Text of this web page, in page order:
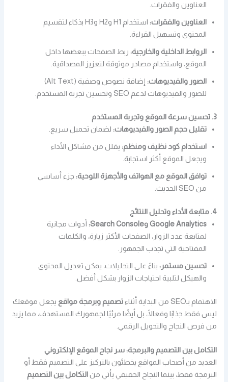
العناوين والفقرات.
العناوين والفقرات:
استخدام H1 وH2 وH3 بذكاء لتقسيم
المحتوى وتسهيل القراءة.
الروابط الداخلية والخارجية: ربط الصفحات ببعضها داخل
الموقع، واستخدام مصادر موثوقة لتعزيز المصداقية.
الصور والفيديوهات:
إضافة نصوص وصفية (Alt Text)
للصور والفيديوهات لدعم SEO وتحسين تجربة المستخدم.
3. تحسين سرعة الموقع وتجربة المستخدم
تقليل حجم الصور والفيديوهات: لضمان تحميل سريع.
استخدام كود نظيف ومنظم: يقلل من مشاكل الأداء
ويجعل الموقع أكثر استجابة.
توافق الموقع مع الهواتف والأجهزة اللوحية: جزء أساسي
من SEO الحديث.
4. متابعة الأداء وتحليل النتائج
Google Analytics وSearch Console:
أدوات مجانية
لمتابعة عدد الزوار، الصفحات الأكثر زيارة، والكلمات
المفتاحية التي تجذب الجمهور.
تحسين مستمر: بناءً على التحليلات، يمكن تعديل المحتوى
والهيكل لتلبية احتياجات الزوار بشكل أفضل.
الاهتمام بـSEO من البداية أثناء تصميم وبرمجة مواقع يجعل موقعك
ليس فقط جذابًا وفعالًا، بل أيضًا مرئيًا لجمهورك المستهدف، مما يزيد
من فرص النجاح والتحويل الرقمي.
التكامل بين التصميم والبرمجة: سر نجاح الموقع الإلكتروني
العديد من أصحاب المواقع يخطئون بالتركيز على التصميم فقط أو
البرمجة فقط، بينما النجاح الحقيقي يأتي منالتكامل بين التصميم